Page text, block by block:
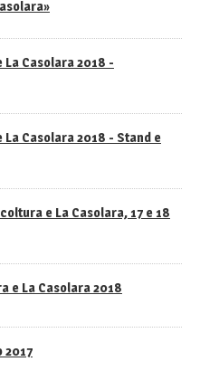
Casolara 2018 -
Casolara 2018 - Stand e
e La Casolara, 17 e 18
e La Casolara 2018
2017